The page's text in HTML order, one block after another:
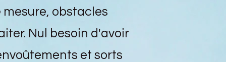
mesure, obstacles
Nul besoin d'avoir
et sorts